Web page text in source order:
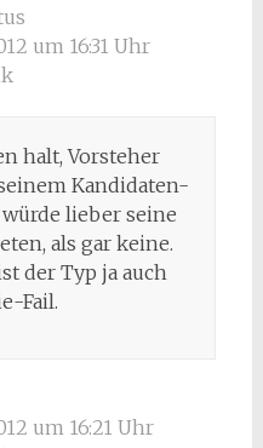
um 16:31 Uhr
halt, Vorsteher
Kandidaten-
lieber seine
als gar keine.
der Typ ja auch
Fail.
um 16:21 Uhr